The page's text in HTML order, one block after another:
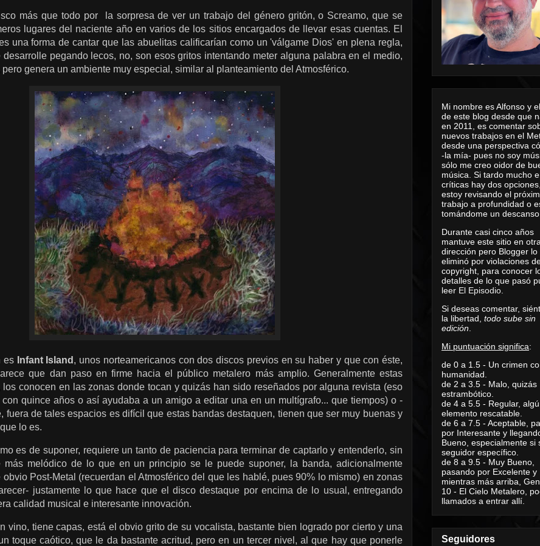
más que todo por la sorpresa de ver un trabajo del género gritón, o Screamo, que se
lugares del naciente año en varios de los sitios encargados de llevar esas cuentas. El
una forma de cantar que las abuelitas calificarían como un 'válgame Dios' en plena regla,
pegando lecos, no, son esos gritos intentando meter alguna palabra en el medio,
pero genera un ambiente muy especial, similar al planteamiento del Atmosférico.
es Infant Island , unos norteamericanos con dos discos previos en su haber y que con éste,
que dan paso en firme hacia el público metalero más amplio. Generalmente estas
los conocen en las zonas donde tocan y quizás han sido reseñados por alguna revista (eso
quince años o así ayudaba a un amigo a editar una en un multígrafo... que tiempos) o -
fuera de tales espacios es difícil que estas bandas destaquen, tienen que ser muy buenas y
lo es.
es de suponer, requiere un tanto de paciencia para terminar de captarlo y entenderlo, sin
más melódico de lo que en un principio se le puede suponer, la banda, adicionalmente
Post-Metal (recuerdan el Atmosférico del que les hablé, pues 90% lo mismo) en zonas
justamente lo que hace que el disco destaque por encima de lo usual, entregando
calidad musical e interesante innovación.
vino, tiene capas, está el obvio grito de su vocalista, bastante bien logrado por cierto y una
toque caótico, que le da bastante acritud, pero en un tercer nivel, al que hay que ponerle
Mi nombre es Alfonso y
de este blog desde que
en 2011, es comentar
nuevos trabajos en el
desde una perspectiva
-la mía- pues no soy
sólo me creo oidor de
música. Si tardo mucho
críticas hay dos
estoy revisando el
trabajo a profundidad o
tomándome un
Durante casi cinco años
mantuve este sitio en
dirección pero Blogger lo
eliminó por violaciones
copyright, para conocer
detalles de lo que pasó
leer El Episodio
Si deseas comentar,
la libertad, todo sube sin
edición
Mi puntuación significa:
de 0 a 1.5 - Un crimen
humanidad.
de 2 a 3.5 - Malo, quizás
estrambótico.
de 4 a 5.5 - Regular,
elemento rescatable.
de 6 a 7.5 - Aceptable,
por Interesante y
Bueno, especialmente si
seguidor específico.
de 8 a 9.5 - Muy Bueno,
pasando por Excelente y
mientras más arriba,
10 - El Cielo Metalero,
llamados a entrar allí.
Seguidores